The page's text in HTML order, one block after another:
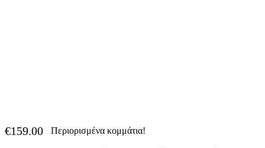
€159.00 Περιορισμένα κομμάτια!